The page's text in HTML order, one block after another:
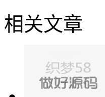
相关文章